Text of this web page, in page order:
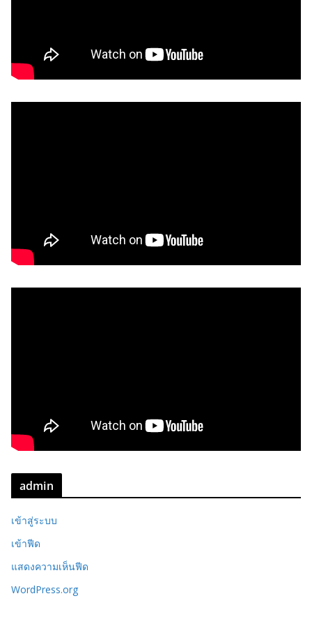
admin
เข้าสู่ระบบ
เข้าฟีด
แสดงความเห็นฟีด
WordPress.org